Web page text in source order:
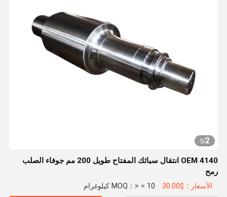
2
/
5
OEM 4140 انتقال سبائك المفتاح طويل 200 مم جوفاء الصلب
رمح
الأسعار：$30.00 MOQ：> = 10 كيلوغرام